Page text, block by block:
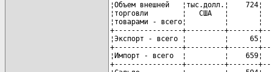
¦Объем внешней   ¦тыс.долл.¦
¦торговли        ¦   США   ¦
¦товарами - всего¦         ¦
+----------------+---------+-------
¦Экспорт - всего ¦         ¦
+----------------+---------+-------
¦Импорт - всего  ¦         ¦    659¦
+----------------+---------+-------